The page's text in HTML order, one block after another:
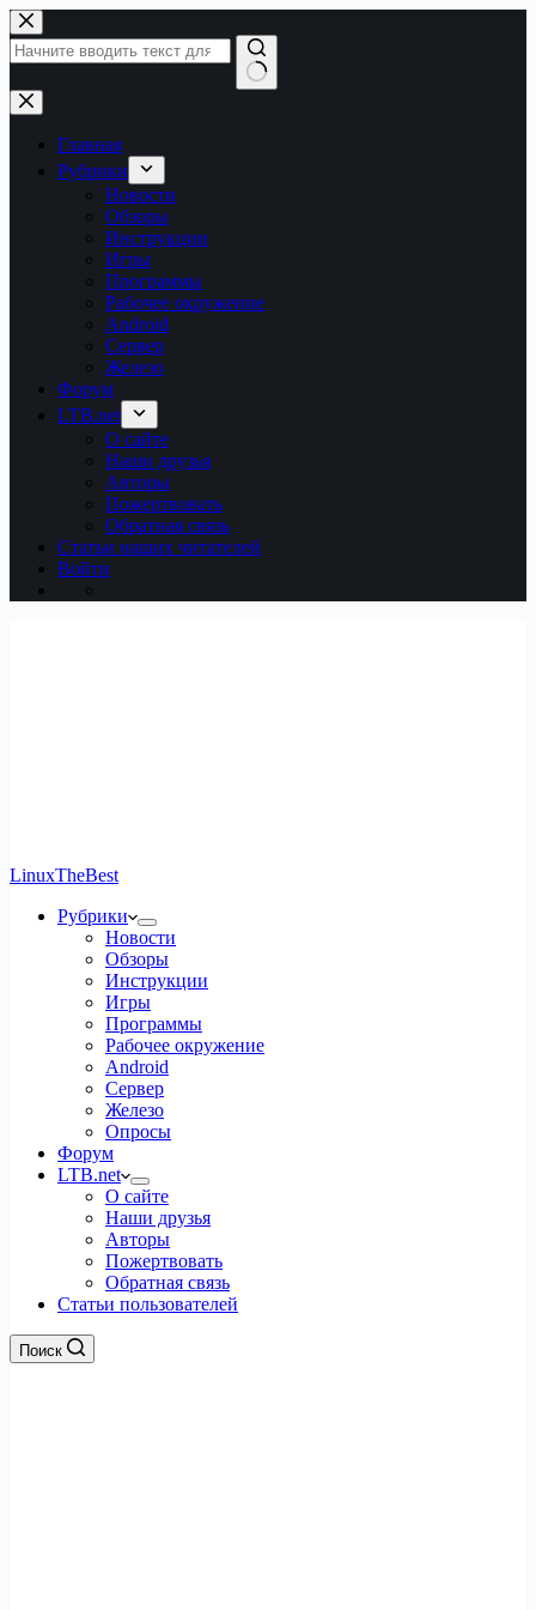
Перейти
к
сути
Ничего
не
найденоГлавная
Рубрики
Новости
Обзоры
Инструкции
Игры
Программы
Рабочее окружение
Android
Сервер
Железо
Форум
LTB.net
О сайте
Наши друзья
Авторы
Пожертвовать
Обратная связь
Статьи наших читателей
Войти
LinuxTheBest
Рубрики
Новости
Обзоры
Инструкции
Игры
Программы
Рабочее окружение
Android
Сервер
Железо
Опросы
Форум
LTB.net
О сайте
Наши друзья
Авторы
Пожертвовать
Обратная связь
Статьи пользователей
Поиск